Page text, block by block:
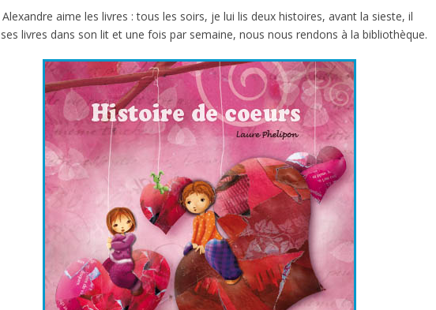
aime les livres : tous les soirs, je lui lis deux histoires, avant la sieste, il
livres dans son lit et une fois par semaine, nous nous rendons à la bibliothèque.